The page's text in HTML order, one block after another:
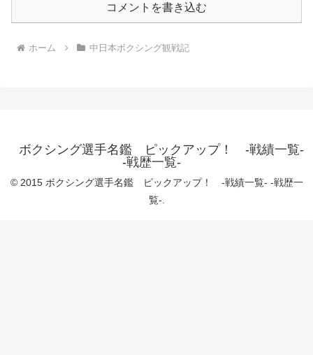
コメントを書き込む
ホーム 中日本ボクシング観戦記
ボクシング選手名鑑 ピックアップ！ -戦績一覧-
-戦歴一覧-
© 2015 ボクシング選手名鑑 ピックアップ！ -戦績一覧- -戦歴一
覧-.